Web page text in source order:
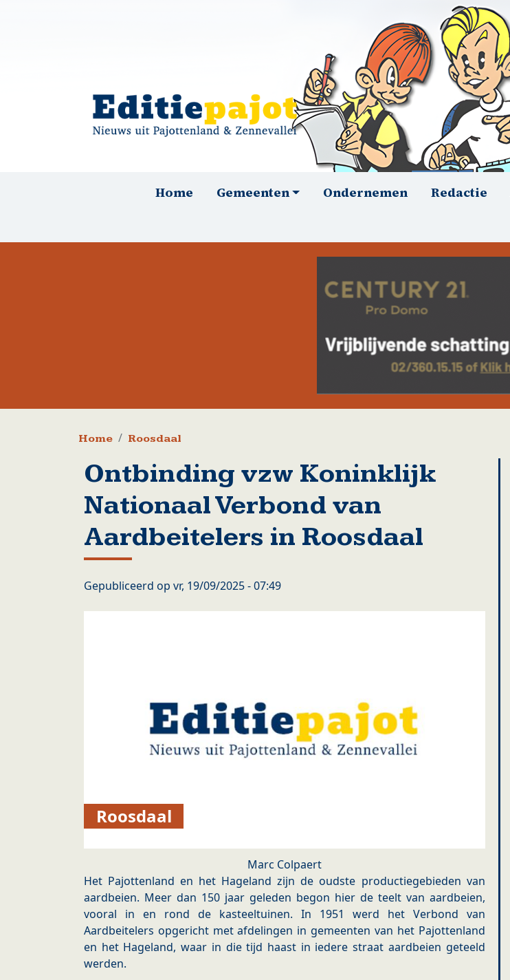
HoofdnavigatieHome Gemeenten Ondernemen Redactie
Kruimelpad
Home Roosdaal
Ontbinding vzw Koninklijk
Nationaal Verbond van
Aardbeitelers in Roosdaal
Gepubliceerd op vr, 19/09/2025 - 07:49
Roosdaal
Marc Colpaert
Het Pajottenland en het Hageland zijn de oudste productiegebieden van
aardbeien. Meer dan 150 jaar geleden begon hier de teelt van aardbeien,
vooral in en rond de kasteeltuinen. In 1951 werd het Verbond van
Aardbeitelers opgericht met afdelingen in gemeenten van het Pajottenland
en het Hageland, waar in die tijd haast in iedere straat aardbeien geteeld
werden.